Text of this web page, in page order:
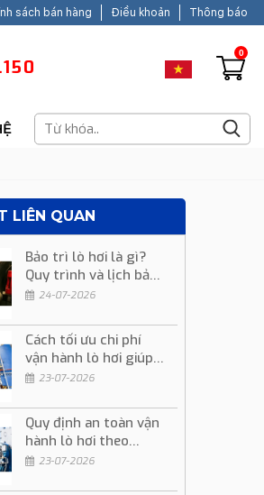
sách bán hàng Điều khoản Thông báo
0
LIÊN QUAN
Bảo trì lò hơi là gì?
Quy trình và lịch bảo
trì định kỳ
24-07-2026
Cách tối ưu chi phí
vận hành lò hơi giúp
giảm chi phí sản xuất
23-07-2026
Quy định an toàn vận
hành lò hơi theo
đúng quy trình kỹ
23-07-2026